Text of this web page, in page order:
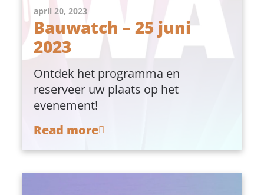
april 20, 2023
Bauwatch – 25 juni
2023
Ontdek het programma en
reserveer uw plaats op het
evenement!
Read more